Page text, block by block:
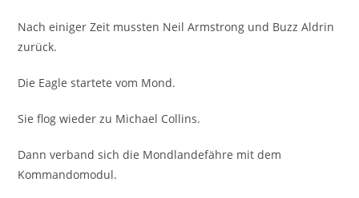
Nach einiger Zeit mussten Neil Armstrong und Buzz Aldrin
zurück.
Die Eagle startete vom Mond.
Sie flog wieder zu Michael Collins.
Dann verband sich die Mondlandefähre mit dem
Kommandomodul.